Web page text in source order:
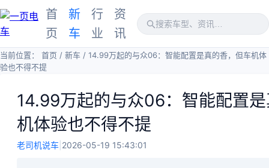
首
页
新
车
行
业
资
讯
当前位置： 首页 / 新车 / 14.99万起的与众06：智能配置是真的香，但车机体
验也不得不提
14.99万起的与众06：智能配置
机体验也不得不提
老司机说车 2026-05-19 15:43:01